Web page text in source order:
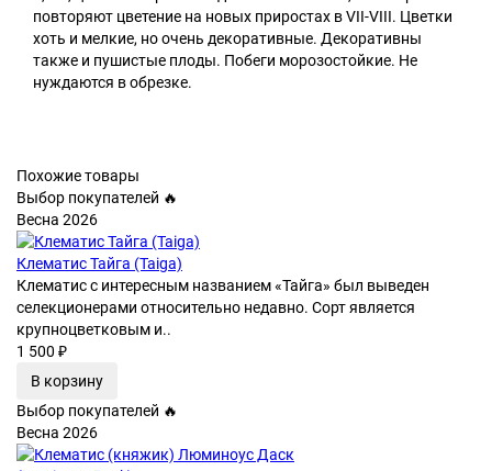
повторяют цветение на новых приростах в VII-VIII. Цветки
хоть и мелкие, но очень декоративные. Декоративны
также и пушистые плоды. Побеги морозостойкие. Не
нуждаются в обрезке.
Похожие товары
Выбор покупателей 🔥
Весна 2026
Клематис Тайга (Taiga)
Клематис с интересным названием «Тайга» был выведен
селекционерами относительно недавно. Сорт является
крупноцветковым и..
1 500 ₽
В корзину
Выбор покупателей 🔥
Весна 2026